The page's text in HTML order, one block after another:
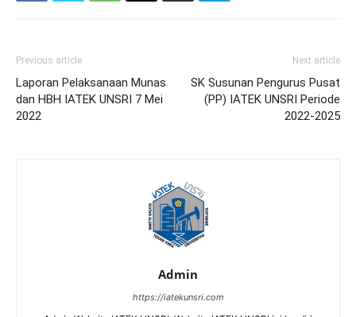
Previous article
Laporan Pelaksanaan Munas
dan HBH IATEK UNSRI 7 Mei
2022
Next article
SK Susunan Pengurus Pusat
(PP) IATEK UNSRI Periode
2022-2025
Admin
https://iatekunsri.com